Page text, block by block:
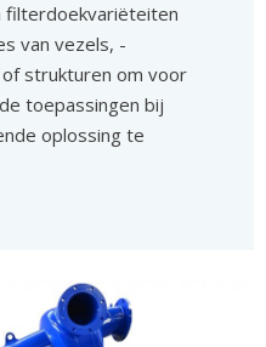
filterdoekvariëteiten
van vezels, -
strukturen om voor
toepassingen bij
oplossing te